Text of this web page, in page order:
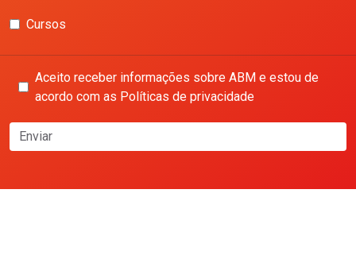
Cursos
Aceito receber informações sobre ABM e estou de
acordo com as Políticas de privacidade
Enviar